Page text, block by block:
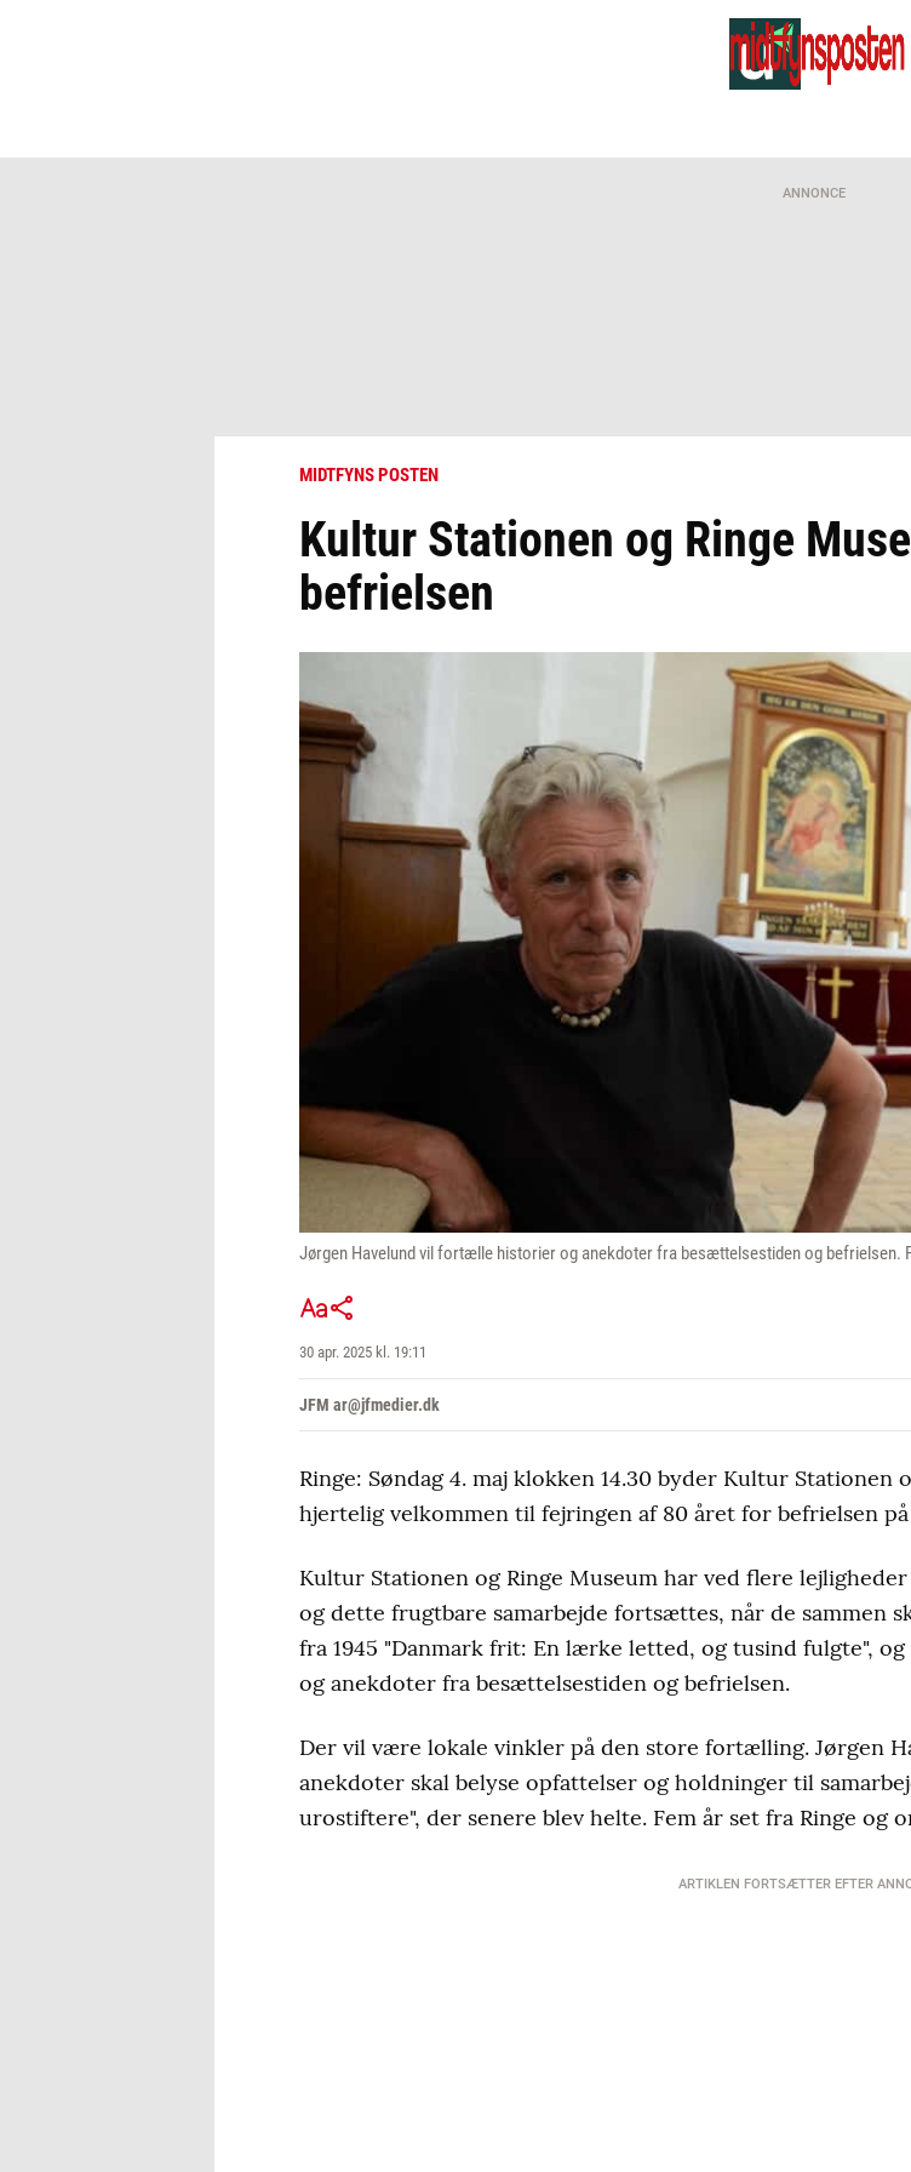
ANNONCE
MIDTFYNS POSTEN
Kultur Stationen og Ringe
befrielsen
Jørgen Havelund vil fortælle historier og anekdoter fra besættelsestiden og befrielsen.
30 apr. 2025 kl. 19:11
JFM ar@jfmedier.dk
Ringe: Søndag 4. maj klokken 14.30 byder Kultur Stationen
hjertelig velkommen til fejringen af 80 året for befrielsen
Kultur Stationen og Ringe Museum har ved flere
og dette frugtbare samarbejde fortsættes, når de sammen
fra 1945 "Danmark frit: En lærke letted, og tusind fulgte",
og anekdoter fra besættelsestiden og befrielsen.
Der vil være lokale vinkler på den store fortælling. Jørgen
anekdoter skal belyse opfattelser og holdninger til
urostiftere", der senere blev helte. Fem år set fra Ringe og
ARTIKLEN FORTSÆTTER EFTER